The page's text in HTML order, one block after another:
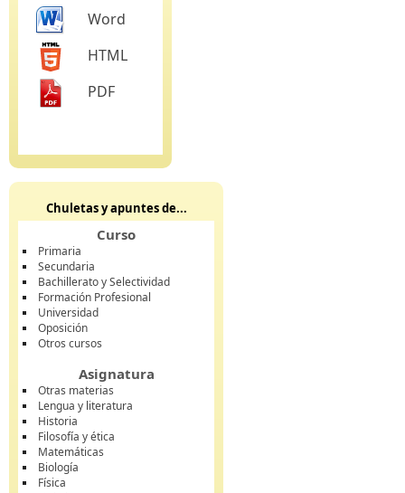
Word
HTML
PDF
Chuletas y apuntes de...
Curso
Primaria
Secundaria
Bachillerato y Selectividad
Formación Profesional
Universidad
Oposición
Otros cursos
Asignatura
Otras materias
Lengua y literatura
Historia
Filosofía y ética
Matemáticas
Biología
Física